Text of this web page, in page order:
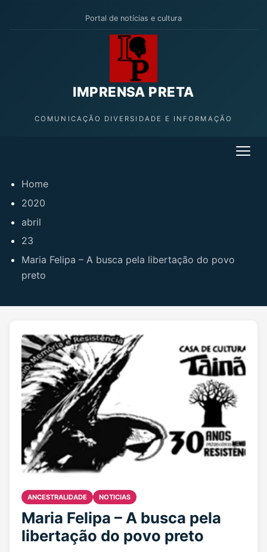
Portal de notícias e cultura
IMPRENSA PRETA
COMUNICAÇÃO DIVERSIDADE E INFORMAÇÃO
Home
2020
abril
23
Maria Felipa – A busca pela libertação do povo
preto
ANCESTRALIDADE NOTICIAS
Maria Felipa – A busca pela
libertação do povo preto